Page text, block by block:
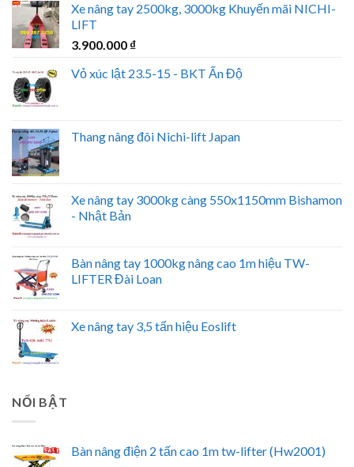
Xe nâng tay 2500kg, 3000kg Khuyến mãi NICHI-
LIFT
3.900.000 ₫
Vỏ xúc lật 23.5-15 - BKT Ấn Độ
Thang nâng đôi Nichi-lift Japan
Xe nâng tay 3000kg càng 550x1150mm Bishamon
- Nhật Bản
Bàn nâng tay 1000kg nâng cao 1m hiệu TW-
LIFTER Đài Loan
Xe nâng tay 3,5 tấn hiệu Eoslift
NỔI BẬT
Bàn nâng điện 2 tấn cao 1m tw-lifter (Hw2001)